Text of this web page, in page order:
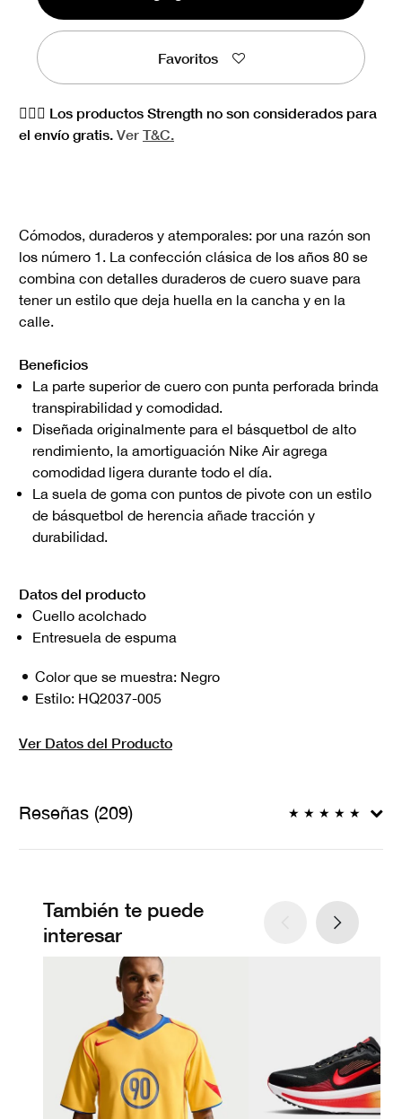
Favoritos
🏋🏻‍♀️ Los productos Strength no son considerados para
el envío gratis. Ver T&C.
Cómodos, duraderos y atemporales: por una razón son
los número 1. La confección clásica de los años 80 se
combina con detalles duraderos de cuero suave para
tener un estilo que deja huella en la cancha y en la
calle.
Beneficios
La parte superior de cuero con punta perforada brinda
transpirabilidad y comodidad.
Diseñada originalmente para el básquetbol de alto
rendimiento, la amortiguación Nike Air agrega
comodidad ligera durante todo el día.
La suela de goma con puntos de pivote con un estilo
de básquetbol de herencia añade tracción y
durabilidad.
Datos del producto
Cuello acolchado
Entresuela de espuma
Color que se muestra: Negro
Estilo: HQ2037-005
Ver Datos del Producto
Reseñas (209) ★ ★ ★ ★ ★
También te puede
interesar